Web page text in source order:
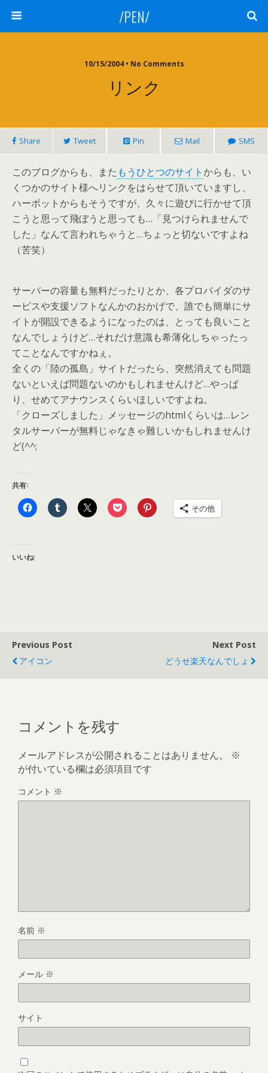
/PEN/
10/15/2004 • No Comments
リンク
Share Tweet Pin Mail SMS
このブログからも、また もうひとつのサイトからも、い
くつかのサイト様へリンクをはらせて頂いていますし、
ハーボットからもそうですが、久々に遊びに行かせて頂
こうと思って飛ぼうと思っても…「見つけられませんで
した」なんて言われちゃうと…ちょっと切ないですよね
（苦笑）
サーバーの容量も無料だったりとか、各プロバイダのサ
ービスや支援ソフトなんかのおかげで、誰でも簡単にサ
イトが開設できるようになったのは、とっても良いこと
なんでしょうけど…それだけ意識も希薄化しちゃったっ
てことなんですかねぇ。
全くの「陸の孤島」サイトだったら、突然消えても問題
ないといえば問題ないのかもしれませんけど…やっぱ
り、せめてアナウンスくらいほしいですよね。
「クローズしました」メッセージのhtmlくらいは…レン
タルサーバーが無料じゃなきゃ難しいかもしれませんけ
ど(^^;
共有:
その他
いいね:
Previous Post
アイコン
Next Post
どうせ楽天なんでしょ
コメントを残す
メールアドレスが公開されることはありません。
※
が付いている欄は必須項目です
コメント ※
名前 ※
メール ※
サイト